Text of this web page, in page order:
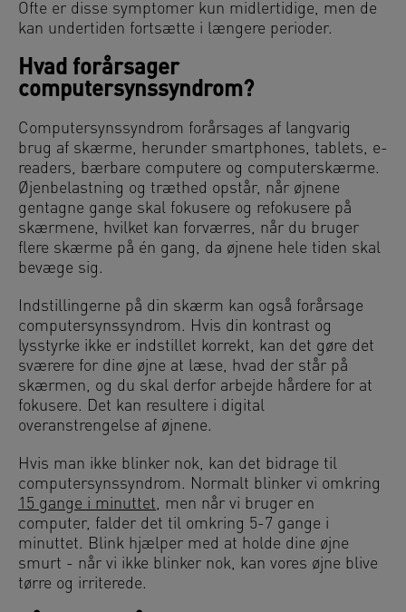
Ofte er disse symptomer kun midlertidige, men de
kan undertiden fortsætte i længere perioder.
Hvad forårsager
computersynssyndrom?
Computersynssyndrom forårsages af langvarig
brug af skærme, herunder smartphones, tablets, e-
readers, bærbare computere og computerskærme.
Øjenbelastning og træthed opstår, når øjnene
gentagne gange skal fokusere og refokusere på
skærmene, hvilket kan forværres, når du bruger
flere skærme på én gang, da øjnene hele tiden skal
bevæge sig.
Indstillingerne på din skærm kan også forårsage
computersynssyndrom. Hvis din kontrast og
lysstyrke ikke er indstillet korrekt, kan det gøre det
sværere for dine øjne at læse, hvad der står på
skærmen, og du skal derfor arbejde hårdere for at
fokusere. Det kan resultere i digital
overanstrengelse af øjnene.
Hvis man ikke blinker nok, kan det bidrage til
computersynssyndrom. Normalt blinker vi omkring
15 gange i minuttet, men når vi bruger en
computer, falder det til omkring 5-7 gange i
minuttet. Blink hjælper med at holde dine øjne
smurt - når vi ikke blinker nok, kan vores øjne blive
tørre og irriterede.